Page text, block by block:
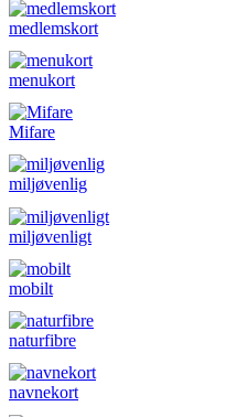
medlemskort
menukort
Mifare
miljøvenlig
miljøvenligt
mobilt
naturfibre
navnekort